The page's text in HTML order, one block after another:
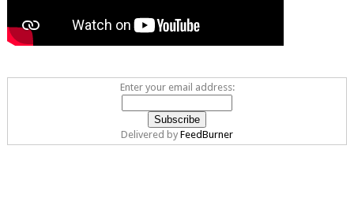
Enter your email address:
Delivered by FeedBurner